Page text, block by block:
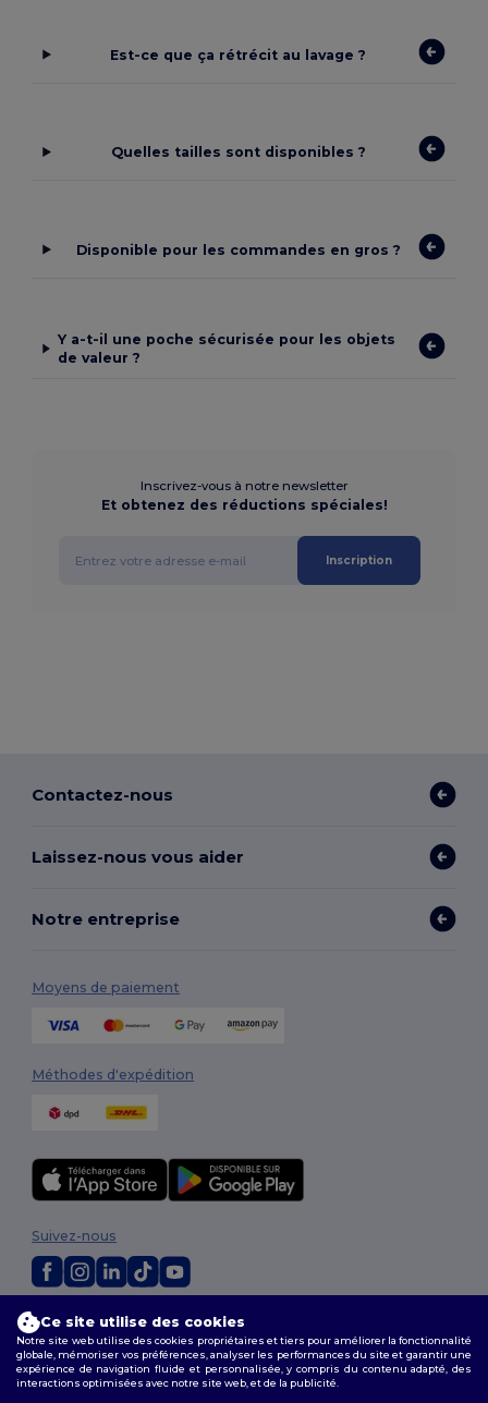
Est-ce que ça rétrécit au lavage ?
Quelles tailles sont disponibles ?
Disponible pour les commandes en gros ?
Y a-t-il une poche sécurisée pour les objets
de valeur ?
Inscrivez-vous à notre newsletter
Et obtenez des réductions spéciales!
Inscription
Contactez-nous
Laissez-nous vous aider
Notre entreprise
Moyens de paiement
Méthodes d'expédition
2026. Tous droits réservés
Conditions Générales|Politique de personnalisation |Politique de
Confidentialité|Politique de Cookies|Plan du Site
Suivez-nous
Ce site utilise des cookies
Notre site web utilise des cookies propriétaires et tiers pour améliorer la fonctionnalité
globale, mémoriser vos préférences, analyser les performances du site et garantir une
expérience de navigation fluide et personnalisée, y compris du contenu adapté, des
interactions optimisées avec notre site web, et de la publicité.